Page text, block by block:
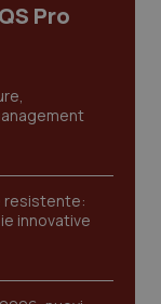
Pro
resistente:
innovative
fruibile il
quali la
/Dominio